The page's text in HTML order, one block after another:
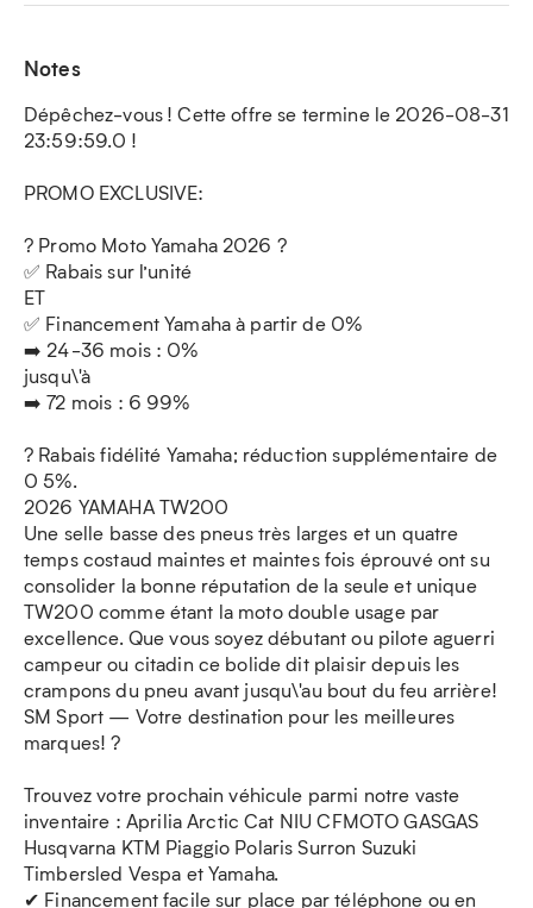
Notes
Dépêchez-vous ! Cette offre se termine le 2026-08-31
23:59:59.0 !
PROMO EXCLUSIVE:
? Promo Moto Yamaha 2026 ?
✅ Rabais sur l’unité
ET
✅ Financement Yamaha à partir de 0%
➡️ 24-36 mois : 0%
jusqu\'à
➡️ 72 mois : 6 99%
? Rabais fidélité Yamaha; réduction supplémentaire de
0 5%.
2026 YAMAHA TW200
Une selle basse des pneus très larges et un quatre
temps costaud maintes et maintes fois éprouvé ont su
consolider la bonne réputation de la seule et unique
TW200 comme étant la moto double usage par
excellence. Que vous soyez débutant ou pilote aguerri
campeur ou citadin ce bolide dit plaisir depuis les
crampons du pneu avant jusqu\'au bout du feu arrière!
SM Sport — Votre destination pour les meilleures
marques! ?
Trouvez votre prochain véhicule parmi notre vaste
inventaire : Aprilia Arctic Cat NIU CFMOTO GASGAS
Husqvarna KTM Piaggio Polaris Surron Suzuki
Timbersled Vespa et Yamaha.
✔ Financement facile sur place par téléphone ou en